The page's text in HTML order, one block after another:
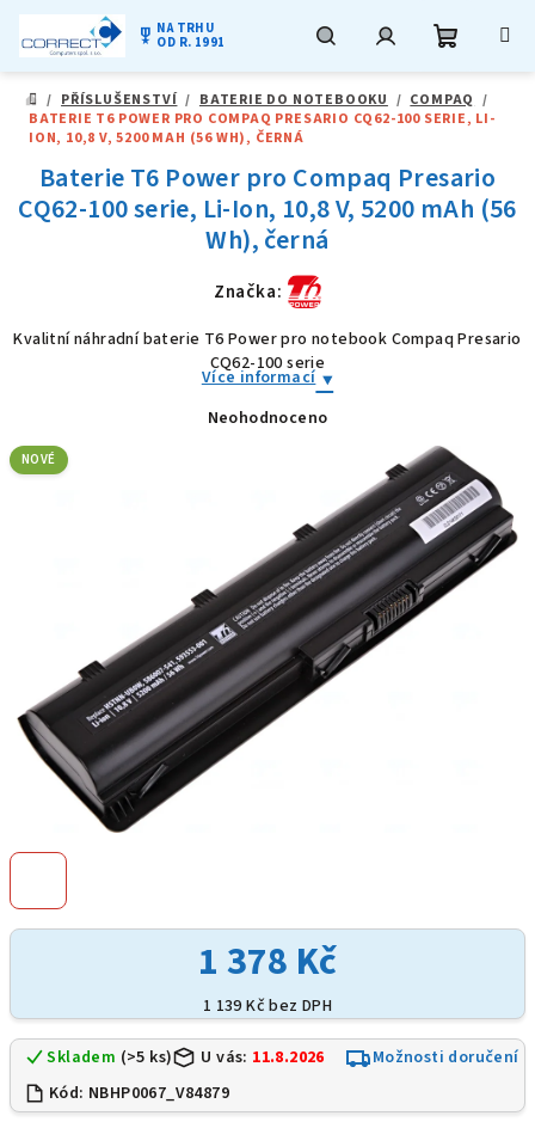
obsah
military_tech NA TRHU
OD R. 1991
DOMŮ
/ PŘÍSLUŠENSTVÍ / BATERIE DO NOTEBOOKU / COMPAQ /
BATERIE T6 POWER PRO COMPAQ PRESARIO CQ62-100 SERIE, LI-
ION, 10,8 V, 5200 MAH (56 WH), ČERNÁ
1 378 Kč
1 139 Kč bez DPH
Skladem (>5 ks) U vás: 11.8.2026
Možnosti doručení
Kód: NBHP0067_V84879
Baterie T6 Power pro Compaq Presario
CQ62-100 serie, Li-Ion, 10,8 V, 5200 mAh (56
Wh), černá
Značka:
Kvalitní náhradní baterie T6 Power pro notebook Compaq Presario
CQ62-100 serie
Více informací
Průměrné
hvězdiček.
Neohodnoceno
NOVÉ